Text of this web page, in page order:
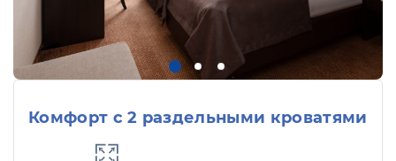
Комфорт с 2 раздельными кроватями